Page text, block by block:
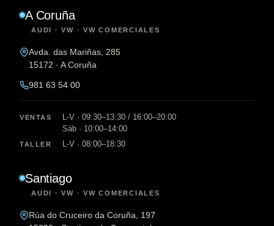
A Coruña
AUDI · VW · VW COMERCIALES
Avda. das Mariñas, 285
15172 · A Coruña
981 63 54 00
VENTAS
L-V · 09:30–13:30 / 16:00–20:00
Sáb · 10:00–14:00
TALLER L-V · 08:00–18:30
Santiago
AUDI · VW · VW COMERCIALES
Rúa do Cruceiro da Coruña, 197